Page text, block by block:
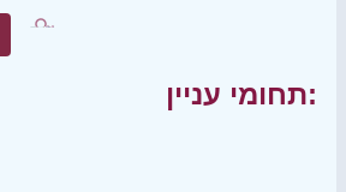
תחומי עניין: